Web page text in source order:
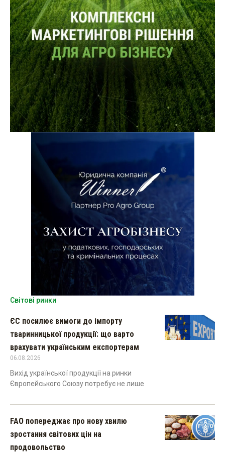
Світові ринки
ЄС посилює вимоги до імпорту
тваринницької продукції: що варто
врахувати українським експортерам
06.08.2026
Вихід української продукції на ринки
Європейського Союзу потребує не лише
FAO попереджає про нову хвилю
зростання світових цін на
продовольство